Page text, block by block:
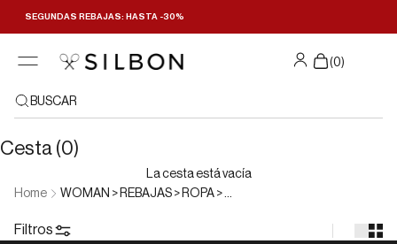
SEGUNDAS REBAJAS: HASTA -30%
(0)
BUSCAR
Cesta (0)
La cesta está vacía
Home
WOMAN > REBAJAS > ROPA > AMERICANAS
Filtros